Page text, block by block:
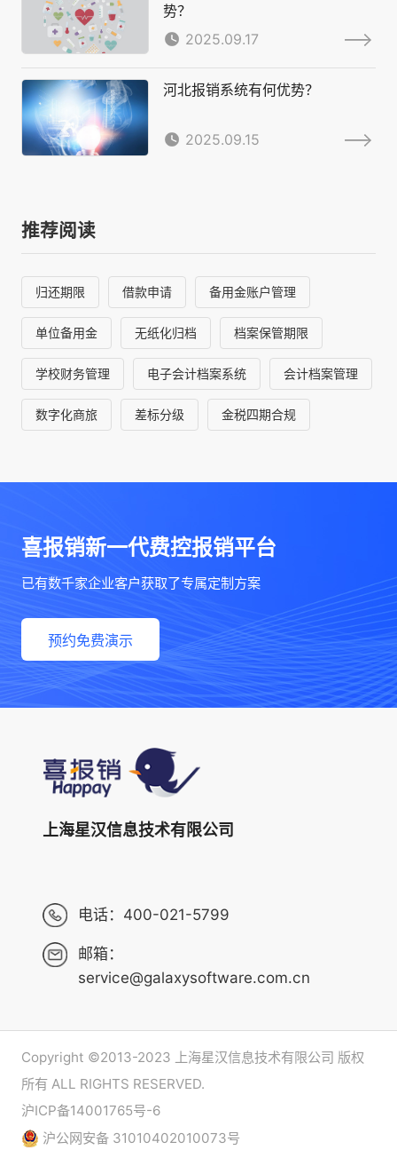
势？
2025.09.17
河北报销系统有何优势？
2025.09.15
推荐阅读
归还期限 借款申请 备用金账户管理
单位备用金 无纸化归档 档案保管期限
学校财务管理 电子会计档案系统 会计档案管理
数字化商旅 差标分级 金税四期合规
喜报销新一代费控报销平台
已有数千家企业客户获取了专属定制方案
预约免费演示
上海星汉信息技术有限公司
电话： 400-021-5799
邮箱：
service@galaxysoftware.com.cn
Copyright ©2013-2023 上海星汉信息技术有限公司 版权
所有 ALL RIGHTS RESERVED.
沪ICP备14001765号-6
沪公网安备 31010402010073号